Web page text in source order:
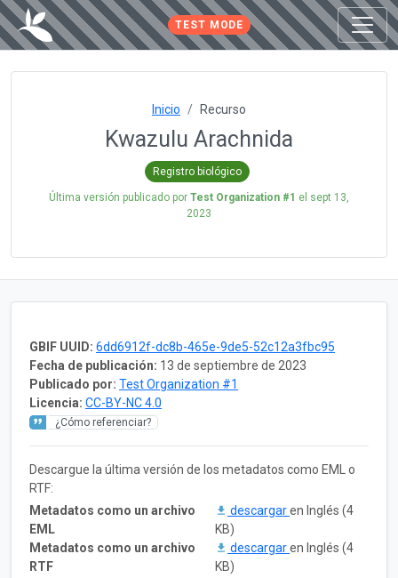
TEST MODE
Inicio Recurso
Kwazulu Arachnida
Registro biológico
Última versión publicado por Test Organization #1 el sept 13,
2023
GBIF UUID: 6dd6912f-dc8b-465e-9de5-52c12a3fbc95
Fecha de publicación: 13 de septiembre de 2023
Publicado por: Test Organization #1
Licencia: CC-BY-NC 4.0
¿Cómo referenciar?
Descargue la última versión de los metadatos como EML o
RTF:
Metadatos como un archivo
EML
descargaren Inglés (4
KB)
Metadatos como un archivo
RTF
descargaren Inglés (4
KB)